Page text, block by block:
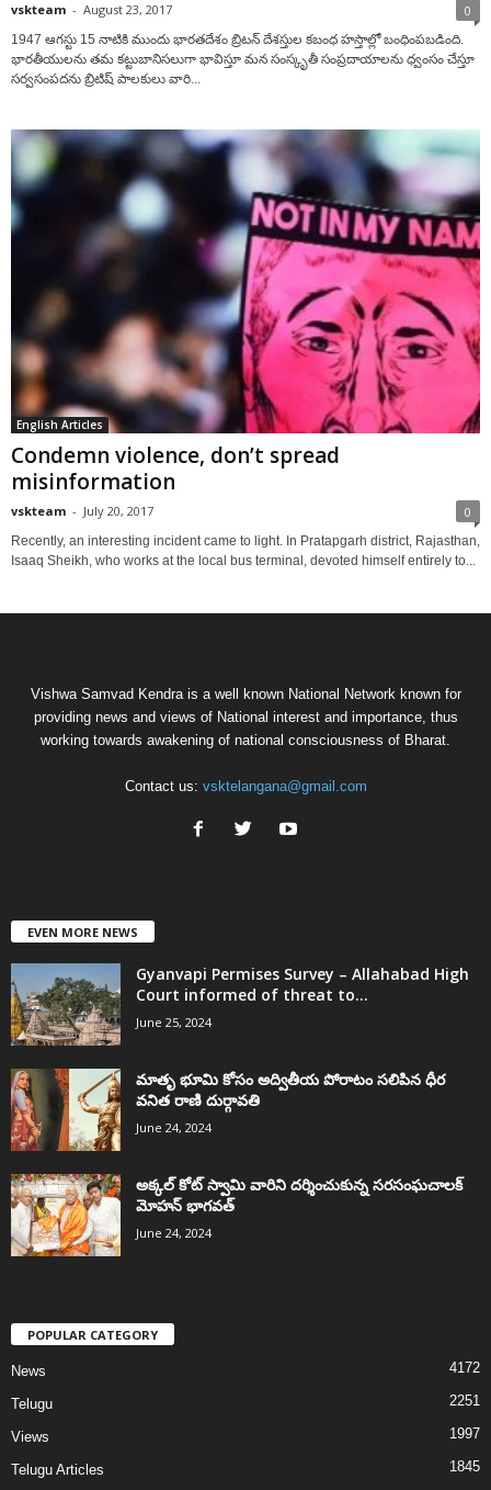
vskteam - August 23, 2017 0
1947 ఆగస్టు 15 నాటికి ముందు భారతదేశం బ్రిటన్ దేశస్తుల కబంధ హస్తాల్లో బంధింపబడింది.
భారతీయులను తమ కట్టుబానిసలుగా భావిస్తూ మన సంస్కృతీ సంప్రదాయాలను ధ్వంసం చేస్తూ
సర్వసంపదను బ్రిటిష్ పాలకులు వారి...
English Articles
Condemn violence, don’t spread
misinformation
vskteam - July 20, 2017 0
Recently, an interesting incident came to light. In Pratapgarh district, Rajasthan,
Isaaq Sheikh, who works at the local bus terminal, devoted himself entirely to...
Vishwa Samvad Kendra is a well known National Network known for
providing news and views of National interest and importance, thus
working towards awakening of national consciousness of Bharat.
Contact us: vsktelangana@gmail.com
EVEN MORE NEWS
Gyanvapi Permises Survey – Allahabad High
Court informed of threat to...
June 25, 2024
మాతృ భూమి కోసం అద్వితీయ పోరాటం సలిపిన ధీర
వనిత రాణి దుర్గావతి
June 24, 2024
అక్కల్‌ కోట్‌ స్వామి వారిని దర్శించుకున్న సరసంఘచాలక్
మోహన్ భాగవత్
June 24, 2024
POPULAR CATEGORY
News 4172
Telugu 2251
Views 1997
Telugu Articles 1845